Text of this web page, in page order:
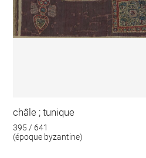
châle ; tunique
395 / 641
(époque byzantine)